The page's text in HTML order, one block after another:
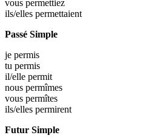
vous permettiez
ils/elles permettaient
Passé Simple
je permis
tu permis
il/elle permit
nous permîmes
vous permîtes
ils/elles permirent
Futur Simple